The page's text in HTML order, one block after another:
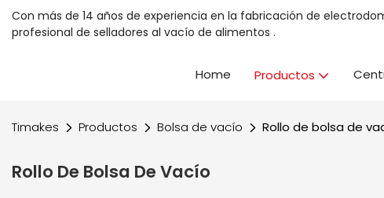
Con más de 14 años de experiencia en la fabricación de
profesional de selladores al vacío de alimentos .
Home Productos
Timakes Productos Bolsa de vacío Rollo de bolsa de
Rollo De Bolsa De Vacío